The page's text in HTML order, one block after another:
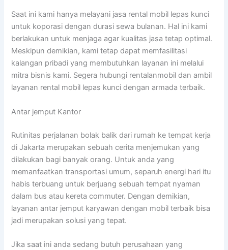
Saat ini kami hanya melayani jasa rental mobil lepas kunci
untuk koporasi dengan durasi sewa bulanan. Hal ini kami
berlakukan untuk menjaga agar kualitas jasa tetap optimal.
Meskipun demikian, kami tetap dapat memfasilitasi
kalangan pribadi yang membutuhkan layanan ini melalui
mitra bisnis kami. Segera hubungi rentalanmobil dan ambil
layanan rental mobil lepas kunci dengan armada terbaik.
Antar jemput Kantor
Rutinitas perjalanan bolak balik dari rumah ke tempat kerja
di Jakarta merupakan sebuah cerita menjemukan yang
dilakukan bagi banyak orang. Untuk anda yang
memanfaatkan transportasi umum, separuh energi hari itu
habis terbuang untuk berjuang sebuah tempat nyaman
dalam bus atau kereta commuter. Dengan demikian,
layanan antar jemput karyawan dengan mobil terbaik bisa
jadi merupakan solusi yang tepat.
Jika saat ini anda sedang butuh perusahaan yang